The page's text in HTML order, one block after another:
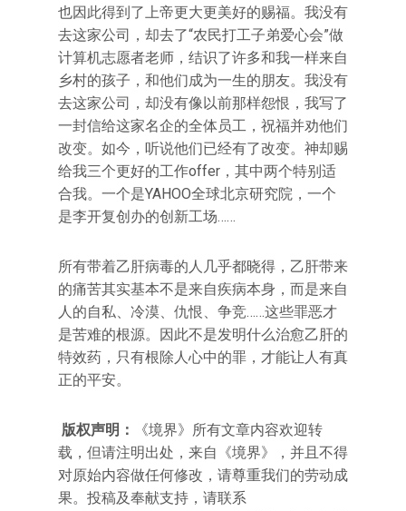
也因此得到了上帝更大更美好的赐福。我没有
去这家公司，却去了“农民打工子弟爱心会”做
计算机志愿者老师，结识了许多和我一样来自
乡村的孩子，和他们成为一生的朋友。我没有
去这家公司，却没有像以前那样怨恨，我写了
一封信给这家名企的全体员工，祝福并劝他们
改变。如今，听说他们已经有了改变。神却赐
给我三个更好的工作offer，其中两个特别适
合我。一个是YAHOO全球北京研究院，一个
是李开复创办的创新工场……
所有带着乙肝病毒的人几乎都晓得，乙肝带来
的痛苦其实基本不是来自疾病本身，而是来自
人的自私、冷漠、仇恨、争竞……这些罪恶才
是苦难的根源。因此不是发明什么治愈乙肝的
特效药，只有根除人心中的罪，才能让人有真
正的平安。
版权声明：
《境界》所有文章内容欢迎转
载，但请注明出处，来自《境界》，并且不得
对原始内容做任何修改，请尊重我们的劳动成
果。投稿及奉献支持，请联系